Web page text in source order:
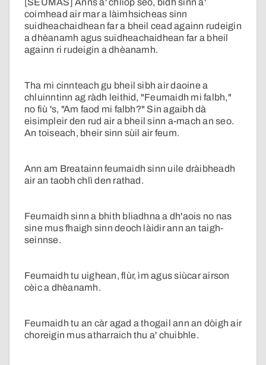
[SEUMAS] Anns a' chliop seo, bidh sinn a'
coimhead air mar a làimhsicheas sinn
suidheachaidhean far a bheil cead againn rudeigin
a dhèanamh agus suidheachaidhean far a bheil
againn ri rudeigin a dhèanamh.
Tha mi cinnteach gu bheil sibh air daoine a
chluinntinn ag ràdh leithid, "Feumaidh mi falbh,"
no fiù 's, "Am faod mi falbh?" Sin agaibh dà
eisimpleir den rud air a bheil sinn a-mach an seo.
An toiseach, bheir sinn sùil air feum.
Ann am Breatainn feumaidh sinn uile dràibheadh
air an taobh chlì den rathad.
Feumaidh sinn a bhith bliadhna a dh'aois no nas
sine mus fhaigh sinn deoch làidir ann an taigh-
seinnse.
Feumaidh tu uighean, flùr, ìm agus siùcar airson
cèic a dhèanamh.
Feumaidh tu an càr agad a thogail ann an dòigh air
choreigin mus atharraich thu a' chuibhle.